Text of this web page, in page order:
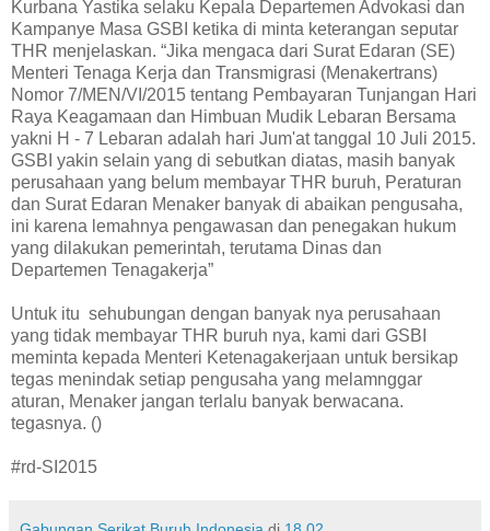
Kurbana Yastika selaku Kepala Departemen Advokasi dan
Kampanye Masa GSBI ketika di minta keterangan seputar
THR menjelaskan. “Jika mengaca dari Surat Edaran (SE)
Menteri Tenaga Kerja dan Transmigrasi (Menakertrans)
Nomor 7/MEN/VI/2015 tentang Pembayaran Tunjangan Hari
Raya Keagamaan dan Himbuan Mudik Lebaran Bersama
yakni H - 7 Lebaran adalah hari Jum'at tanggal 10 Juli 2015.
GSBI yakin selain yang di sebutkan diatas, masih banyak
perusahaan yang belum membayar THR buruh, Peraturan
dan Surat Edaran Menaker banyak di abaikan pengusaha,
ini karena lemahnya pengawasan dan penegakan hukum
yang dilakukan pemerintah, terutama Dinas dan
Departemen Tenagakerja”
Untuk itu sehubungan dengan banyak nya perusahaan
yang tidak membayar THR buruh nya, kami dari GSBI
meminta kepada Menteri Ketenagakerjaan untuk bersikap
tegas menindak setiap pengusaha yang melamnggar
aturan, Menaker jangan terlalu banyak berwacana.
tegasnya. ()
#rd-SI2015